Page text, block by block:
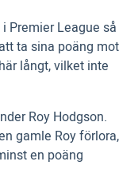
Premier League så
ta sina poäng mot
långt, vilket inte
Roy Hodgson.
gamle Roy förlora,
en poäng